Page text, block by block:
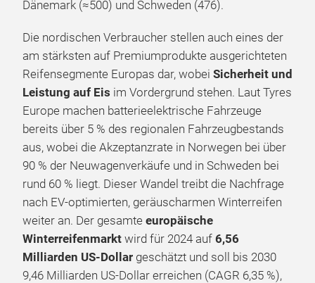
Dänemark (≈500) und Schweden (476).
Die nordischen Verbraucher stellen auch eines der
am stärksten auf Premiumprodukte ausgerichteten
Reifensegmente Europas dar, wobei Sicherheit und
Leistung auf Eis im Vordergrund stehen. Laut Tyres
Europe machen batterieelektrische Fahrzeuge
bereits über 5 % des regionalen Fahrzeugbestands
aus, wobei die Akzeptanzrate in Norwegen bei über
90 % der Neuwagenverkäufe und in Schweden bei
rund 60 % liegt. Dieser Wandel treibt die Nachfrage
nach EV-optimierten, geräuscharmen Winterreifen
weiter an. Der gesamte europäische
Winterreifenmarkt wird für 2024 auf 6,56
Milliarden US-Dollar geschätzt und soll bis 2030
9,46 Milliarden US-Dollar erreichen (CAGR 6,35 %),